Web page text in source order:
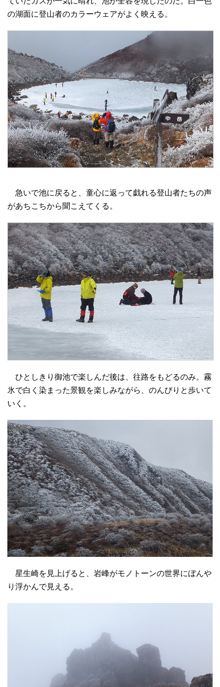
の湖面に登山者のカラーウェアがよく映える。
急いで池に戻ると、童心に返って戯れる登山者たちの声
があちこちから聞こえてくる。
ひとしきり御池で楽しんだ後は、往路をもどるのみ。霧
氷で白く染まった景観を楽しみながら、のんびりと歩いて
いく。
星生崎を見上げると、岩峰がモノトーンの世界にぼんや
り浮かんで見える。